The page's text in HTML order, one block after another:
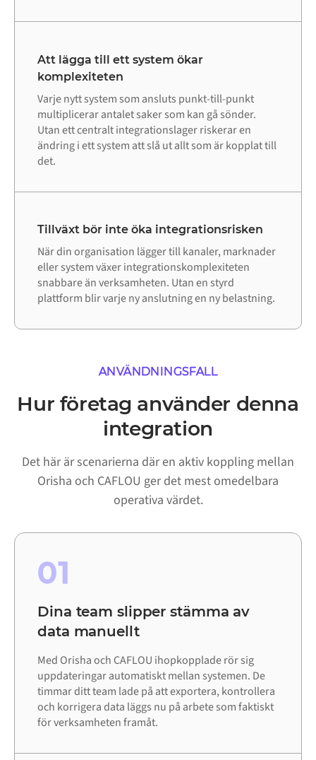
Att lägga till ett system ökar
komplexiteten
Varje nytt system som ansluts punkt-till-punkt
multiplicerar antalet saker som kan gå sönder.
Utan ett centralt integrationslager riskerar en
ändring i ett system att slå ut allt som är kopplat till
det.
Tillväxt bör inte öka integrationsrisken
När din organisation lägger till kanaler, marknader
eller system växer integrationskomplexiteten
snabbare än verksamheten. Utan en styrd
plattform blir varje ny anslutning en ny belastning.
ANVÄNDNINGSFALL
Hur företag använder denna
integration
Det här är scenarierna där en aktiv koppling mellan
Orisha och CAFLOU ger det mest omedelbara
operativa värdet.
01
Dina team slipper stämma av
data manuellt
Med Orisha och CAFLOU ihopkopplade rör sig
uppdateringar automatiskt mellan systemen. De
timmar ditt team lade på att exportera, kontrollera
och korrigera data läggs nu på arbete som faktiskt
för verksamheten framåt.